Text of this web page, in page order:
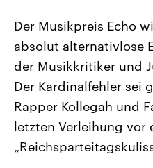
Landtagswahl Sachsen-Anhalt
2026
Alle Informationen
Sachsen-Anhalt wählt am 6.
September 2026 einen neuen
Landtag. Seit 2021 wird das
Bundesland von einer
CDU, SPD und FDP regiert.-
Umfragen, Prognosen,
Der Musikpreis Echo
absolut alternativlose
der Musikkritiker und
Der Kardinalfehler sei
Rapper Kollegah und
letzten Verleihung vor